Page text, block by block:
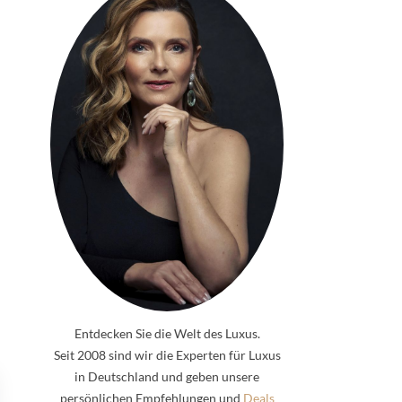
Entdecken Sie die Welt des Luxus.
Seit 2008 sind wir die Experten für Luxus
in Deutschland und geben unsere
persönlichen Empfehlungen und Deals